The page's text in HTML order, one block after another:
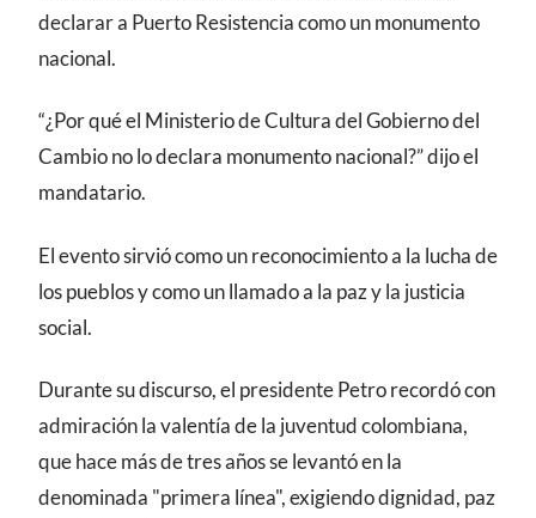
declarar a Puerto Resistencia como un monumento
nacional.
“¿Por qué el Ministerio de Cultura del Gobierno del
Cambio no lo declara monumento nacional?” dijo el
mandatario.
El evento sirvió como un reconocimiento a la lucha de
los pueblos y como un llamado a la paz y la justicia
social.
Durante su discurso, el presidente Petro recordó con
admiración la valentía de la juventud colombiana,
que hace más de tres años se levantó en la
denominada "primera línea", exigiendo dignidad, paz